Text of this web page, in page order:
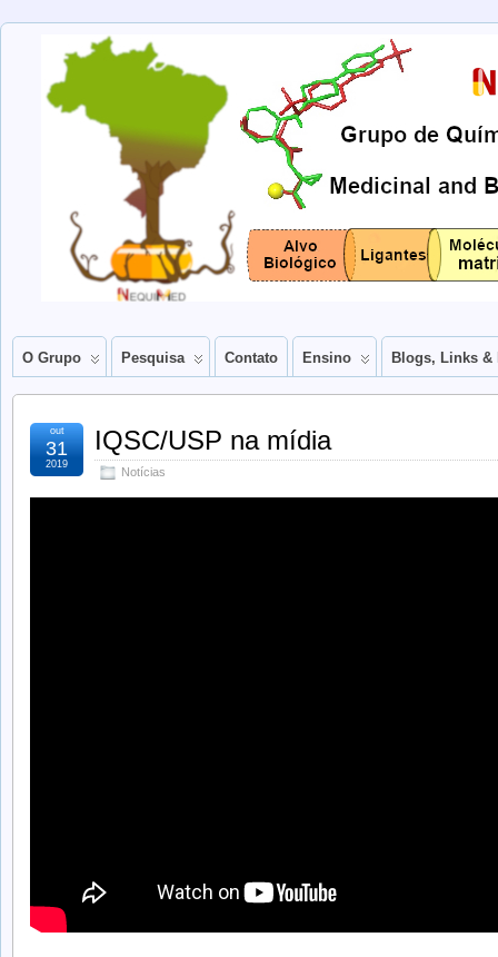
O Grupo Pesquisa Contato Ensino Blogs, Links &
IQSC/USP na mídia
Notícias
out
31
2019